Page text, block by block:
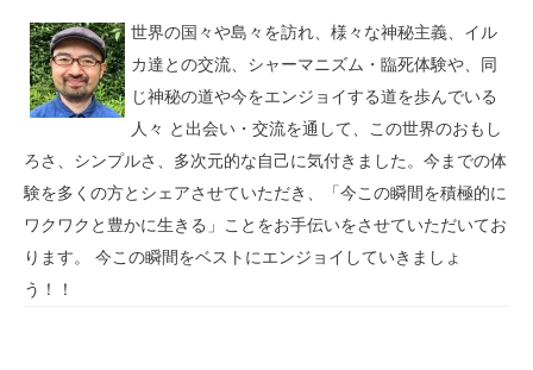
世界の国々や島々を訪れ、様々な神秘主義、イル
カ達との交流、シャーマニズム・臨死体験や、同
じ神秘の道や今をエンジョイする道を歩んでいる
人々 と出会い・交流を通して、この世界のおもし
ろさ、シンプルさ、多次元的な自己に気付きました。今までの体
験を多くの方とシェアさせていただき、「今この瞬間を積極的に
ワクワクと豊かに生きる」ことをお手伝いをさせていただいてお
ります。 今この瞬間をベストにエンジョイしていきましょ
う！！